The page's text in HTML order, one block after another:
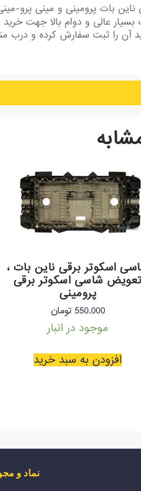
سایز 6.5-65*70 مناسب انواع اسکوتر برقی ناین
عالی و دوام بالا جهت خرید
آن را ثبت سفارش کرده و درب
اسکوتر برقی ناین بات ،
شاسی اسکوتر برقی
پرومینی
550.000 تومان
موجود در انبار
افزودن به سبد خرید
نماد و